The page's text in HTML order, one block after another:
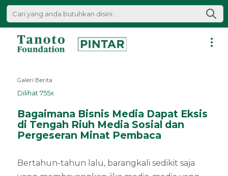
Lewati
|
Tanoto
Galeri Berita
Dilihat 755x
Bagaimana Bisnis Media Dapat Eksis
di Tengah Riuh Media Sosial dan
Pergeseran Minat Pembaca
Bertahun-tahun lalu, barangkali sedikit saja